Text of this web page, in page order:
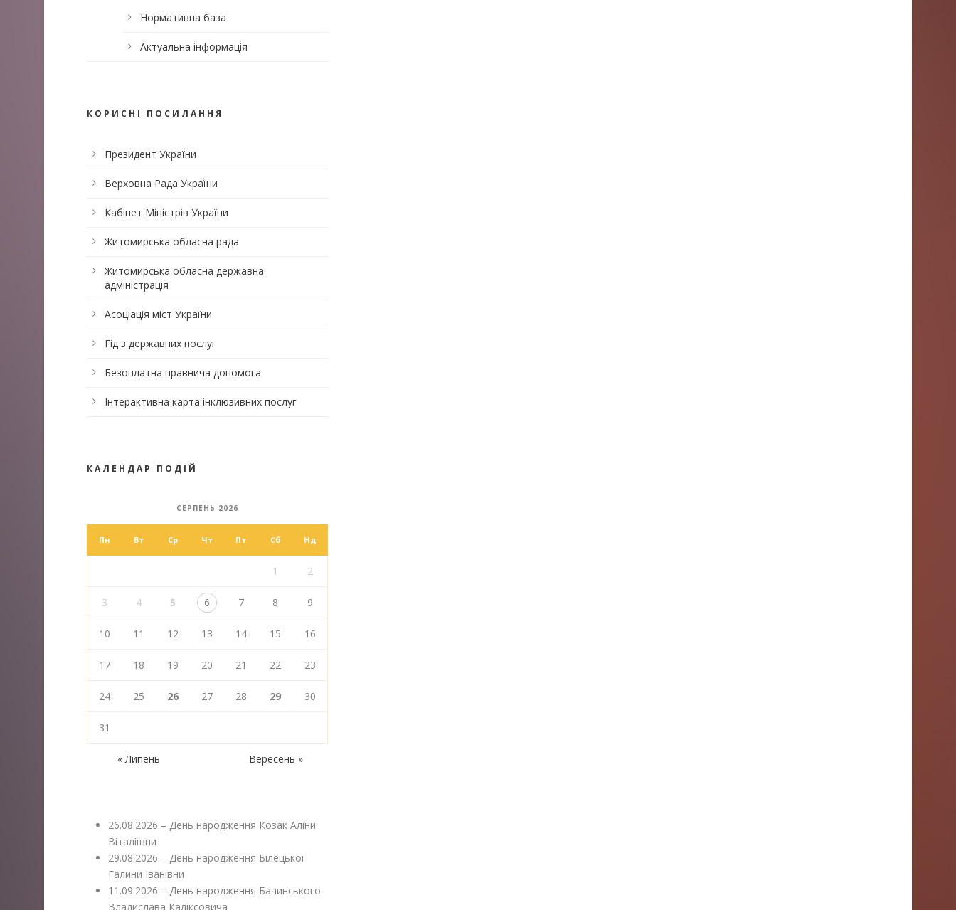
Нормативна база
Актуальна інформація
КОРИСНІ ПОСИЛАННЯ
Президент України
Верховна Рада України
Кабінет Міністрів України
Житомирська обласна рада
Житомирська обласна державна
адміністрація
Асоціація міст України
Гід з державних послуг
Безоплатна правнича допомога
Інтерактивна карта інклюзивних послуг
КАЛЕНДАР ПОДІЙ
СЕРПЕНЬ 2026
Пн Вт Ср Чт Пт Сб Нд
1 2
3 4 5 6 7 8 9
10 11 12 13 14 15 16
17 18 19 20 21 22 23
24 25 26 27 28 29 30
31
« Липень Вересень »
26.08.2026 – День народження Козак Аліни
Віталіївни
29.08.2026 – День народження Білецької
Галини Іванівни
11.09.2026 – День народження Бачинського
Владислава Каліксовича